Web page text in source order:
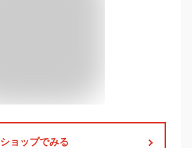
ショップでみる